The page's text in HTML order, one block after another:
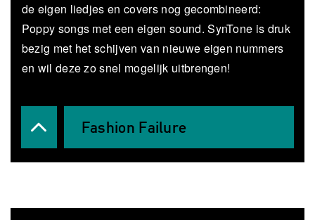
de eigen liedjes en covers nog gecombineerd:
Poppy songs met een eigen sound. SynTone is druk
bezig met het schijven van nieuwe eigen nummers
en wil deze zo snel mogelijk uitbrengen!
Fashion Failure